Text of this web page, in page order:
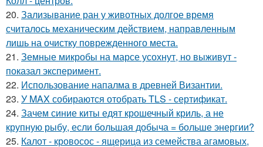
20. Зализывание ран у животных долгое время
считалось механическим действием, направленным
лишь на очистку поврежденного места.
21. Земные микробы на марсе усохнут, но выживут -
показал эксперимент.
22. Использование напалма в древней Византии.
23. У MAX собираются отобрать TLS - сертификат.
24. Зачем синие киты едят крошечный криль, а не
крупную рыбу, если большая добыча = больше энергии?
25. Калот - кровосос - ящерица из семейства агамовых,